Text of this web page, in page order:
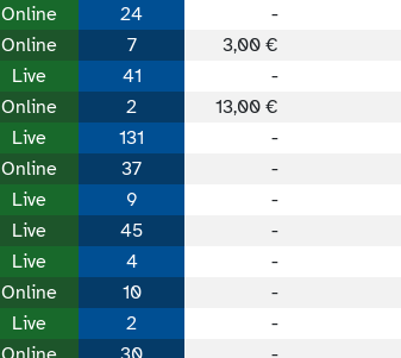
Online 24 -
Online 7 3,00 €
Live 41 -
Online 2 13,00 €
Live 131 -
Online 37 -
Live 9 -
Live 45 -
Live 4 -
Online 10 -
Live 2 -